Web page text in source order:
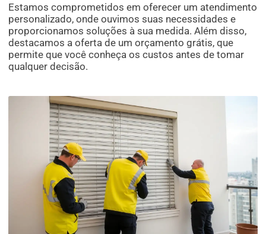
Estamos comprometidos em oferecer um atendimento
personalizado, onde ouvimos suas necessidades e
proporcionamos soluções à sua medida. Além disso,
destacamos a oferta de um orçamento grátis, que
permite que você conheça os custos antes de tomar
qualquer decisão.